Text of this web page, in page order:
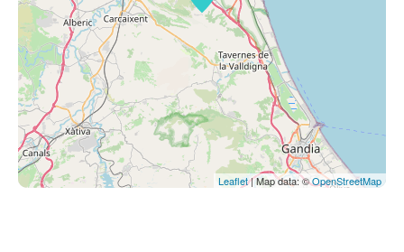
Leaflet| Map data: ©OpenStreetMap